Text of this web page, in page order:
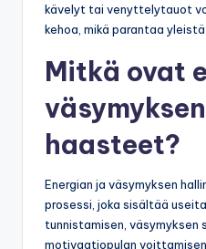
kävelyt tai venyttelytauot
kehoa, mikä parantaa
Mitkä ovat
haasteet?
Energian ja väsymyksen
prosessi, joka sisältää
tunnistamisen, väsymyksen
motivaatiopulan